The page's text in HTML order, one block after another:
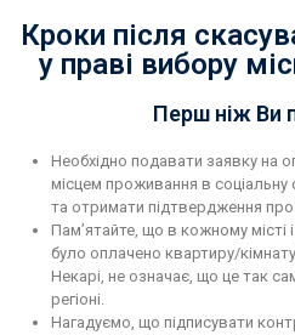
Кроки після
у праві вибору
Перш ніж Ви
Необхідно подавати заявку на
місцем проживання в
та отримати підтвердження
Пам’ятайте, що в кожному місті і
було оплачено квартиру/
Некарі, не означає, що це так
регіоні.
Нагадуємо, що підписувати